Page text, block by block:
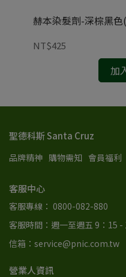
赫本染髮劑-深棕黑
NT$425
加
聖德科斯 Santa Cruz
品牌精神 購物需知 會員福利
客服中心
客服專線： 0800-082-880
客服時間：週一至週五 9：15 -
信箱：service@pnic.com.tw
營業人資訊